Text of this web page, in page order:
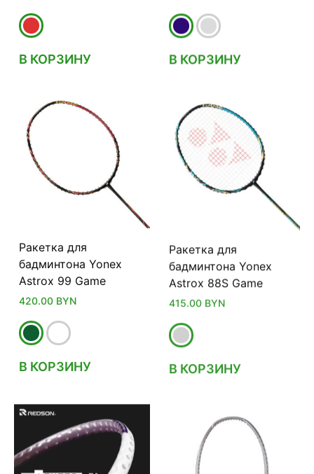
В КОРЗИНУ В КОРЗИНУ
Ракетка для
бадминтона Yonex
Astrox 99 Game
420.00 BYN
В КОРЗИНУ
Ракетка для
бадминтона Yonex
Astrox 88S Game
415.00 BYN
В КОРЗИНУ